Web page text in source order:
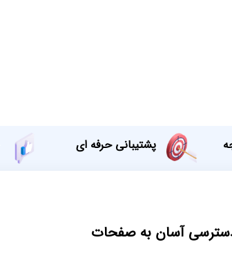
پشتیبانی حرفه ای
آسان به صفحات